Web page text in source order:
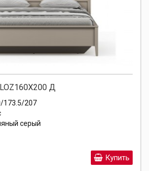
Д
173.5/207
серый
Купить